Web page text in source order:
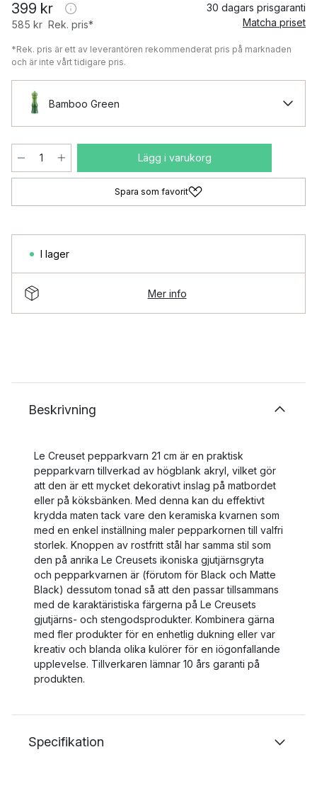
399 kr
585 kr Rek. pris*
30 dagars prisgaranti
Matcha priset
*Rek. pris är ett av leverantören rekommenderat pris på marknaden
och är inte vårt tidigare pris.
Bamboo Green
Lägg i varukorg
Spara som favorit
I lager
Mer info
Beskrivning
Le Creuset pepparkvarn 21 cm är en praktisk
pepparkvarn tillverkad av högblank akryl, vilket gör
att den är ett mycket dekorativt inslag på matbordet
eller på köksbänken. Med denna kan du effektivt
krydda maten tack vare den keramiska kvarnen som
med en enkel inställning maler pepparkornen till valfri
storlek. Knoppen av rostfritt stål har samma stil som
den på anrika Le Creusets ikoniska gjutjärnsgryta
och pepparkvarnen är (förutom för Black och Matte
Black) dessutom tonad så att den passar tillsammans
med de karaktäristiska färgerna på Le Creusets
gjutjärns- och stengodsprodukter. Kombinera gärna
med fler produkter för en enhetlig dukning eller var
kreativ och blanda olika kulörer för en iögonfallande
upplevelse. Tillverkaren lämnar 10 års garanti på
produkten.
Specifikation